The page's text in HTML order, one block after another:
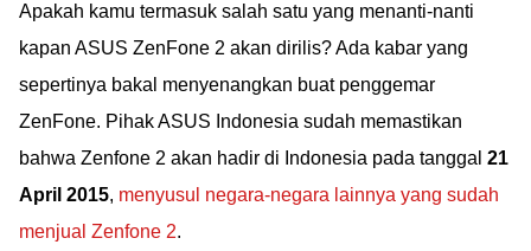
Apakah kamu termasuk salah satu yang menanti-nanti
kapan ASUS ZenFone 2 akan dirilis? Ada kabar yang
sepertinya bakal menyenangkan buat penggemar
ZenFone. Pihak ASUS Indonesia sudah memastikan
bahwa Zenfone 2 akan hadir di Indonesia pada tanggal 21
April 2015, menyusul negara-negara lainnya yang sudah
menjual Zenfone 2.